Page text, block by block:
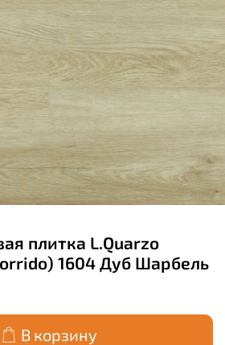
плитка L.Quarzo
1604 Дуб Шарбель
В корзину